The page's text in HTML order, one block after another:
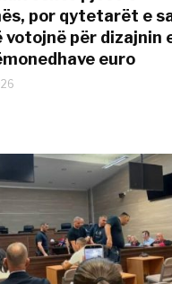
por qytetarët e
votojnë për dizajnin
euro